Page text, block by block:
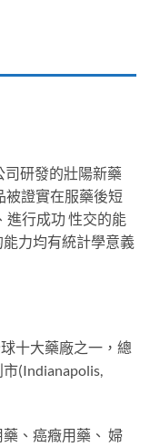
研發的壯陽新藥
被證實在服藥後短
進行成功 性交的能
力均有統計學意義
十大藥廠之一，總
(Indianapolis,
、癌癥用藥、 婦